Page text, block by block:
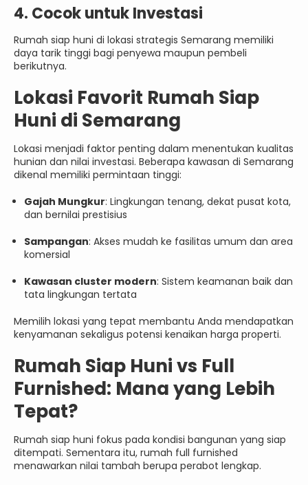
4. Cocok untuk Investasi
Rumah siap huni di lokasi strategis Semarang memiliki
daya tarik tinggi bagi penyewa maupun pembeli
berikutnya.
Lokasi Favorit Rumah Siap
Huni di Semarang
Lokasi menjadi faktor penting dalam menentukan kualitas
hunian dan nilai investasi. Beberapa kawasan di Semarang
dikenal memiliki permintaan tinggi:
Gajah Mungkur: Lingkungan tenang, dekat pusat kota,
dan bernilai prestisius
Sampangan: Akses mudah ke fasilitas umum dan area
komersial
Kawasan cluster modern: Sistem keamanan baik dan
tata lingkungan tertata
Memilih lokasi yang tepat membantu Anda mendapatkan
kenyamanan sekaligus potensi kenaikan harga properti.
Rumah Siap Huni vs Full
Furnished: Mana yang Lebih
Tepat?
Rumah siap huni fokus pada kondisi bangunan yang siap
ditempati. Sementara itu, rumah full furnished
menawarkan nilai tambah berupa perabot lengkap.